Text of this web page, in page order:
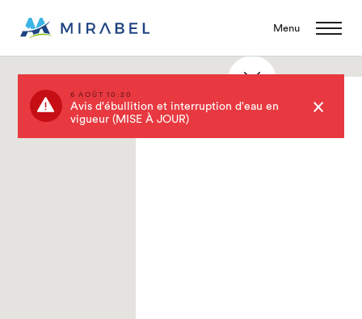
Menu
6 AOÛT 10:20
Avis d'ébullition et interruption d'eau en
vigueur (MISE À JOUR)Saint-Antoine